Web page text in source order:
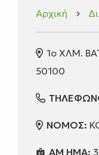
Αρχική keyboard_arrow_right
1ο ΧΛΜ.
50100
ΝΟΜΟΣ:
badge ΑΜ ΗΜΑ: